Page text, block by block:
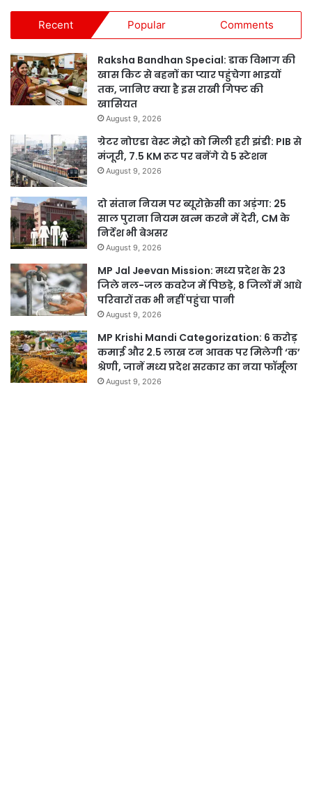
Recent Popular Comments
Raksha Bandhan Special: डाक विभाग की
खास किट से बहनों का प्यार पहुंचेगा भाइयों
तक, जानिए क्या है इस राखी गिफ्ट की
खासियत
August 9, 2026
ग्रेटर नोएडा वेस्ट मेट्रो को मिली हरी झंडी: PIB से
मंजूरी, 7.5 KM रूट पर बनेंगे ये 5 स्टेशन
August 9, 2026
दो संतान नियम पर ब्यूरोक्रेसी का अड़ंगा: 25
साल पुराना नियम खत्म करने में देरी, CM के
निर्देश भी बेअसर
August 9, 2026
MP Jal Jeevan Mission: मध्य प्रदेश के 23
जिले नल-जल कवरेज में पिछड़े, 8 जिलों में आधे
परिवारों तक भी नहीं पहुंचा पानी
August 9, 2026
MP Krishi Mandi Categorization: 6 करोड़
कमाई और 2.5 लाख टन आवक पर मिलेगी ‘क’
श्रेणी, जानें मध्य प्रदेश सरकार का नया फॉर्मूला
August 9, 2026